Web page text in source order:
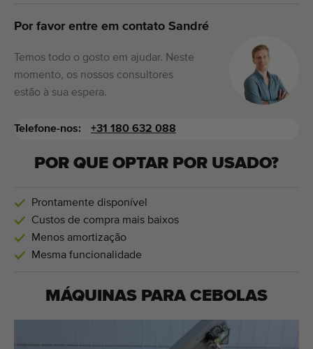
Por favor entre em contato Sandré
Temos todo o gosto em ajudar. Neste
momento, os nossos consultores
estão à sua espera.
Telefone-nos: +31 180 632 088
POR QUE OPTAR POR USADO?
Prontamente disponível
Custos de compra mais baixos
Menos amortização
Mesma funcionalidade
MÁQUINAS PARA CEBOLAS